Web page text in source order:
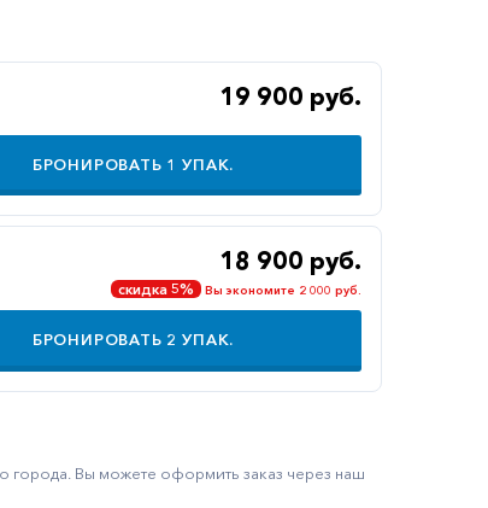
19 900 руб.
БРОНИРОВАТЬ 1 УПАК.
18 900 руб.
скидка 5% Вы экономите 2 000 руб.
БРОНИРОВАТЬ 2 УПАК.
города. Вы можете оформить заказ через наш